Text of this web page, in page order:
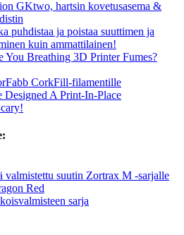
GKtwo, hartsin kovetusasema &
puhdistaa ja poistaa suuttimen ja
kuin ammattilainen!
You Breathing 3D Printer Fumes?
CorkFill-filamentille
Designed A Print-In-Place
valmistettu suutin Zortrax M -sarjalle
Red
sarja